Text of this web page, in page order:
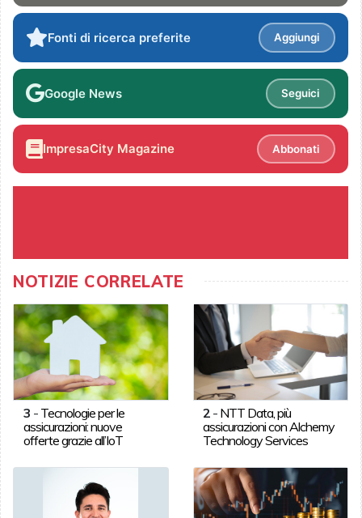
Fonti di ricerca preferite Aggiungi
Google News Seguici
ImpresaCity Magazine Abbonati
NOTIZIE CORRELATE
3 - Tecnologie per le
assicurazioni: nuove
offerte grazie all’IoT
2 - NTT Data, più
assicurazioni con Alchemy
Technology Services